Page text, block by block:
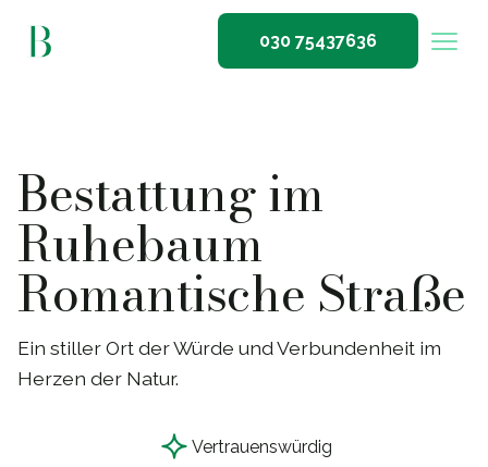
030 75437636
Bestattung im
Ruhebaum
Romantische Straße
Ein stiller Ort der Würde und Verbundenheit im
Herzen der Natur.
Vertrauenswürdig